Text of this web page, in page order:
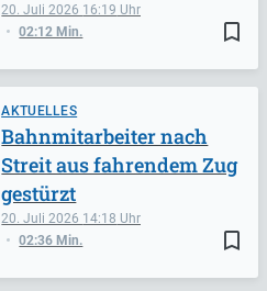
bookmark_border
20. Juli 2026 16:19
02:12 Min.
AKTUELLES
bookmark_border
20. Juli 2026 14:18
02:36 Min.
Bahnmitarbeiter nach
Streit aus fahrendem Zug
gestürzt